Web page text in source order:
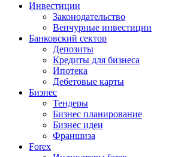
Инвестиции
Законодательство
Венчурные инвестиции
Банковский сектор
Депозиты
Кредиты для бизнеса
Ипотека
Дебетовые карты
Бизнес
Тендеры
Бизнес планирование
Бизнес идеи
Франшиза
Forex